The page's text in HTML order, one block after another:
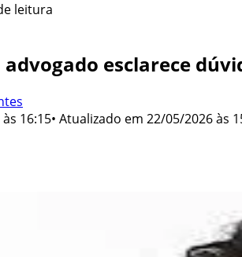
leitura
advogado esclarece
16:15• Atualizado em 22/05/2026 às